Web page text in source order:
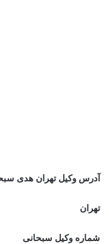
آدرس وکیل تهران هدی
تهران
شماره وکیل سبحانی